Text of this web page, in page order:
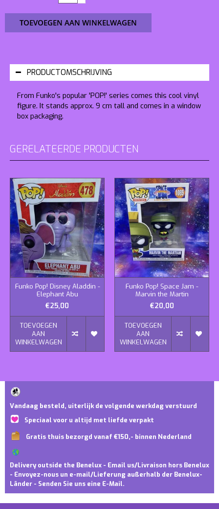
TOEVOEGEN AAN WINKELWAGEN
PRODUCTOMSCHRIJVING
From Funko's popular 'POP!' series comes this cool vinyl
figure. It stands approx. 9 cm tall and comes in a window
box packaging.
GERELATEERDE PRODUCTEN
Funko Pop! Disney Aladdin -
Elephant Abu
€25,00
TOEVOEGEN
AAN
WINKELWAGEN
Funko Pop! Space Jam -
Marvin the Martin
€20,00
TOEVOEGEN
AAN
WINKELWAGEN
Vandaag besteld, uiterlijk de volgende werkdag verstuurd
Speciaal voor u altijd met liefde verpakt
Gratis thuis bezorgd vanaf €150,- binnen Nederland
Delivery outside the Benelux - Email us/Livraison hors Benelux
- Envoyez-nous un e-mail/Lieferung außerhalb der Benelux-
Länder - Senden Sie uns eine E-Mail.